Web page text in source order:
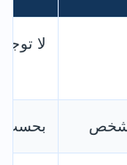
لا
بحسب